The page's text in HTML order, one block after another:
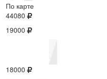
По карте
44080
19000
18000